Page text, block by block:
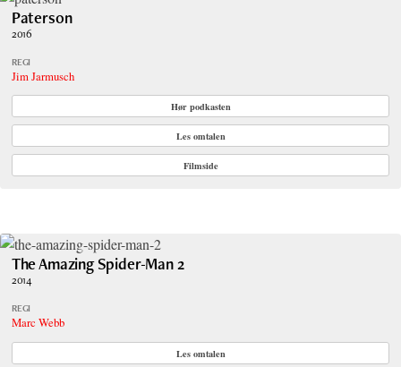
Paterson
2016
REGI
Jim Jarmusch
Hør podkasten
Les omtalen
Filmside
The Amazing Spider-Man 2
2014
REGI
Marc Webb
Les omtalen